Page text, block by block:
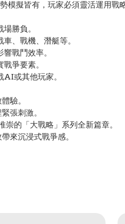
模擬皆有，玩家必須靈活運用戰
勝負。
、戰機、潛艇等。
戰鬥效率。
爭要素。
或其他玩家。
驗。
張刺激。
的「大戰略」系列全新篇章。
來沉浸式戰爭感。